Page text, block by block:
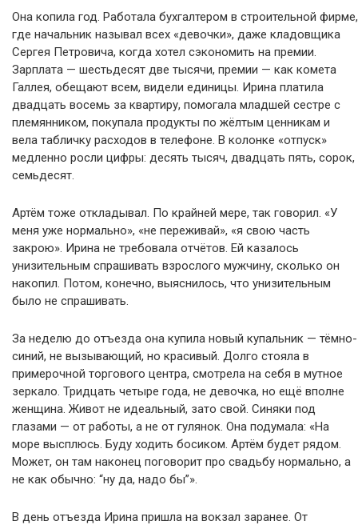
Она копила год. Работала бухгалтером в строительной фирме,
где начальник называл всех «девочки», даже кладовщика
Сергея Петровича, когда хотел сэкономить на премии.
Зарплата — шестьдесят две тысячи, премии — как комета
Галлея, обещают всем, видели единицы. Ирина платила
двадцать восемь за квартиру, помогала младшей сестре с
племянником, покупала продукты по жёлтым ценникам и
вела табличку расходов в телефоне. В колонке «отпуск»
медленно росли цифры: десять тысяч, двадцать пять, сорок,
семьдесят.
Артём тоже откладывал. По крайней мере, так говорил. «У
меня уже нормально», «не переживай», «я свою часть
закрою». Ирина не требовала отчётов. Ей казалось
унизительным спрашивать взрослого мужчину, сколько он
накопил. Потом, конечно, выяснилось, что унизительным
было не спрашивать.
За неделю до отъезда она купила новый купальник — тёмно-
синий, не вызывающий, но красивый. Долго стояла в
примерочной торгового центра, смотрела на себя в мутное
зеркало. Тридцать четыре года, не девочка, но ещё вполне
женщина. Живот не идеальный, зато свой. Синяки под
глазами — от работы, а не от гулянок. Она подумала: «На
море высплюсь. Буду ходить босиком. Артём будет рядом.
Может, он там наконец поговорит про свадьбу нормально, а
не как обычно: “ну да, надо бы”».
В день отъезда Ирина пришла на вокзал заранее. От